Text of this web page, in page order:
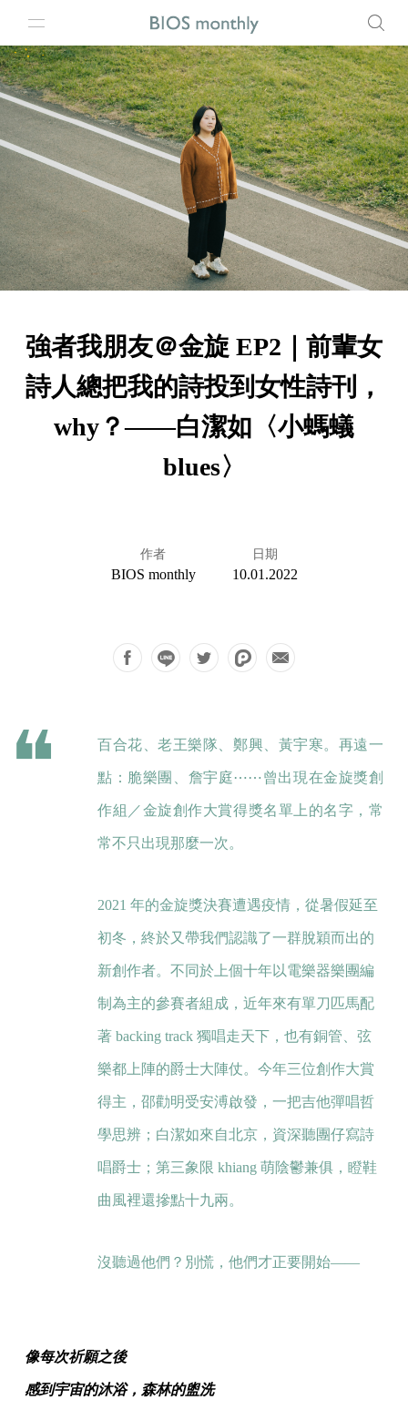
強者我朋友＠金旋 EP2｜前輩女
詩人總把我的詩投到女性詩刊，
why？——白潔如〈小螞蟻
blues〉
作者
BIOS monthly
日期
10.01.2022
百合花、老王樂隊、鄭興、黃宇寒。再遠一
點：脆樂團、詹宇庭⋯⋯曾出現在金旋獎創
作組／金旋創作大賞得獎名單上的名字，常
常不只出現那麼一次。
2021 年的金旋獎決賽遭遇疫情，從暑假延至
初冬，終於又帶我們認識了一群脫穎而出的
新創作者。不同於上個十年以電樂器樂團編
制為主的參賽者組成，近年來有單刀匹馬配
著 backing track 獨唱走天下，也有銅管、弦
樂都上陣的爵士大陣仗。今年三位創作大賞
得主，邵勸明受安溥啟發，一把吉他彈唱哲
學思辨；白潔如來自北京，資深聽團仔寫詩
唱爵士；第三象限 khiang 萌陰鬱兼俱，瞪鞋
曲風裡還摻點十九兩。
沒聽過他們？別慌，他們才正要開始——
像每次祈願之後
感到宇宙的沐浴，森林的盥洗